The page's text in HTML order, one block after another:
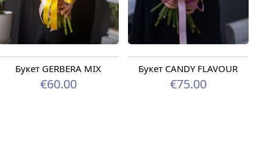
Букет GERBERA MIX
€60.00
Букет CANDY FLAVOUR
€75.00